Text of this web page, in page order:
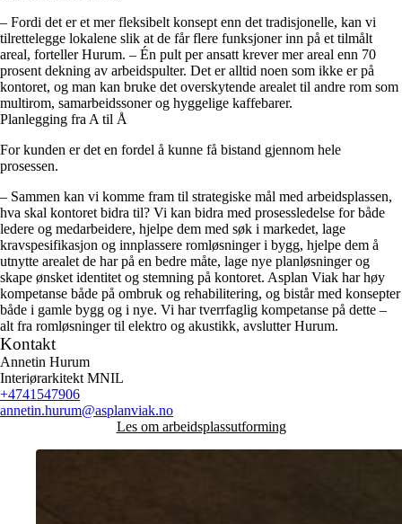
– Fordi det er et mer fleksibelt konsept enn det tradisjonelle, kan vi
tilrettelegge lokalene slik at de får flere funksjoner inn på et tilmålt
areal, forteller Hurum. – Én pult per ansatt krever mer areal enn 70
prosent dekning av arbeidspulter. Det er alltid noen som ikke er på
kontoret, og man kan bruke det overskytende arealet til andre rom som
multirom, samarbeidssoner og hyggelige kaffebarer.
Planlegging fra A til Å
For kunden er det en fordel å kunne få bistand gjennom hele
prosessen.
– Sammen kan vi komme fram til strategiske mål med arbeidsplassen,
hva skal kontoret bidra til? Vi kan bidra med prosessledelse for både
ledere og medarbeidere, hjelpe dem med søk i markedet, lage
kravspesifikasjon og innplassere romløsninger i bygg, hjelpe dem å
utnytte arealet de har på en bedre måte, lage nye planløsninger og
skape ønsket identitet og stemning på kontoret. Asplan Viak har høy
kompetanse både på ombruk og rehabilitering, og bistår med konsepter
både i gamle bygg og i nye. Vi har tverrfaglig kompetanse på dette –
alt fra romløsninger til elektro og akustikk, avslutter Hurum.
Kontakt
Annetin Hurum
Interiørarkitekt MNIL
+4741547906
annetin.hurum@asplanviak.no
Les om arbeidsplassutforming